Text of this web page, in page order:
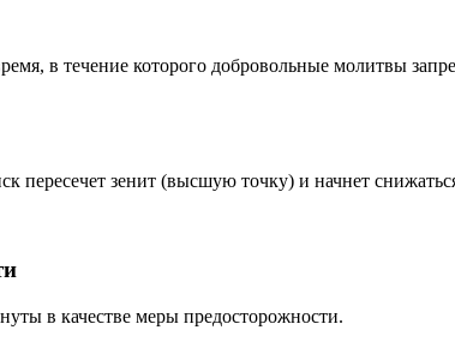
в течение которого добровольные молитвы
пересечет зенит (высшую точку) и начнет
в качестве меры предосторожности.